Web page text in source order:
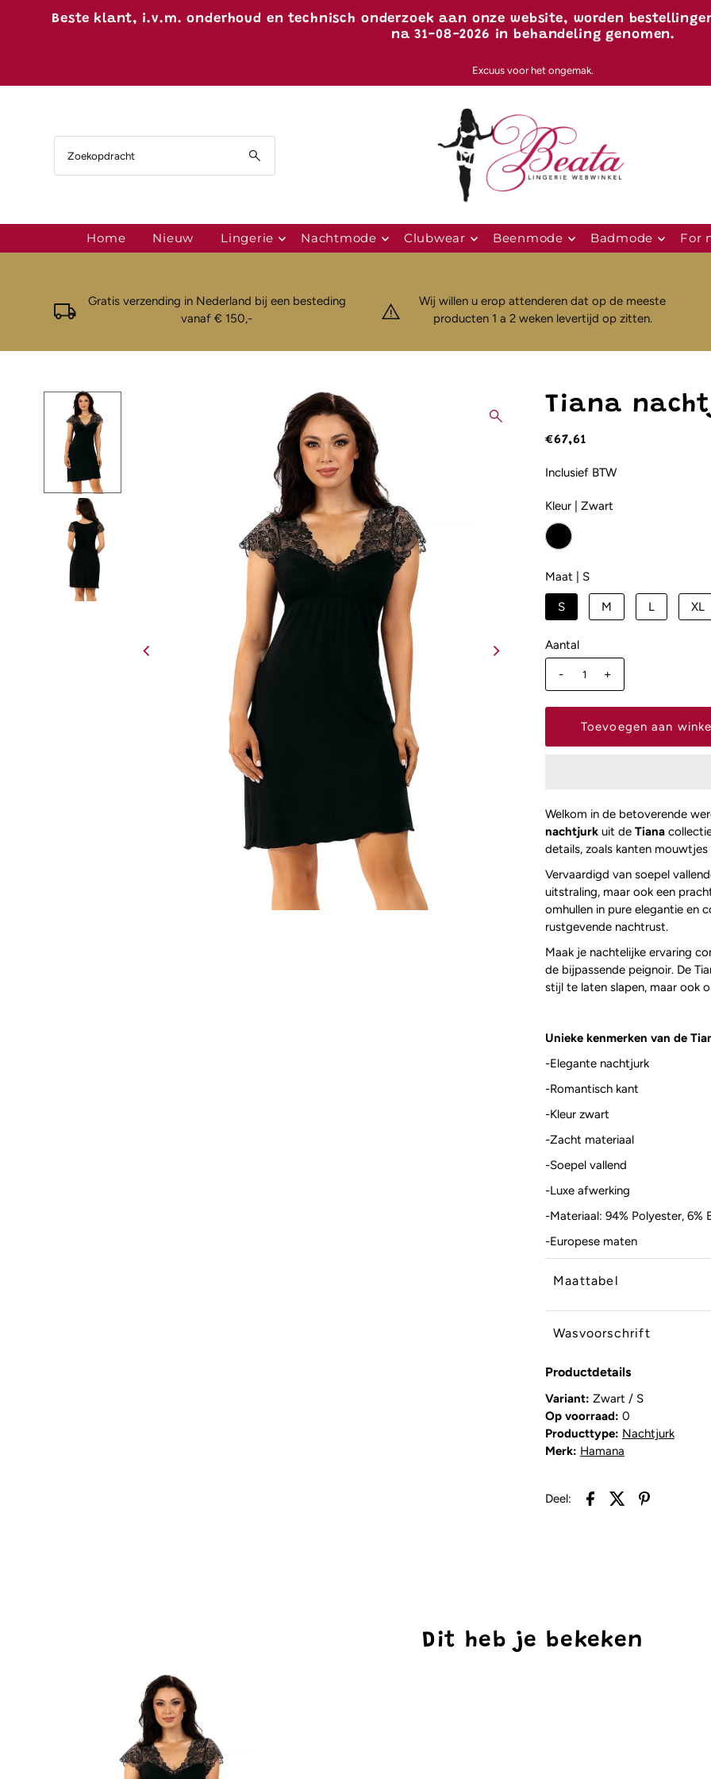
Ga naar inhoud
Beste klant, i.v.m. onderhoud en technisch onderzoek aan onze website, worden
na 31-08-2026 in behandeling genomen.
Excuus voor het ongemak.
Home Nieuw Lingerie Nachtmode Clubwear Beenmode Badmode For
Gratis verzending in Nederland bij een besteding
vanaf € 150,-
Wij willen u erop attenderen dat op de meeste
producten 1 a 2 weken levertijd op zitten.
Tiana
€67,61
Inclusief BTW
Kleur | Zwart
Maat | S
S M L XL
Aantal
- +
Welkom in de betoverende
nachtjurk uit de Tiana
details, zoals kanten
Vervaardigd van soepel
uitstraling, maar ook een
omhullen in pure elegantie en
rustgevende nachtrust.
Maak je nachtelijke ervaring
de bijpassende peignoir. De
stijl te laten slapen, maar ook
Unieke kenmerken van de
-Elegante nachtjurk
-Romantisch kant
-Kleur zwart
-Zacht materiaal
-Soepel vallend
-Luxe afwerking
-Materiaal: 94% Polyester, 6%
-Europese maten
Maattabel
Wasvoorschrift
Productdetails
Variant: Zwart / S
Op voorraad: 0
Producttype: Nachtjurk
Merk: Hamana
Deel:
Dit heb je bekeken